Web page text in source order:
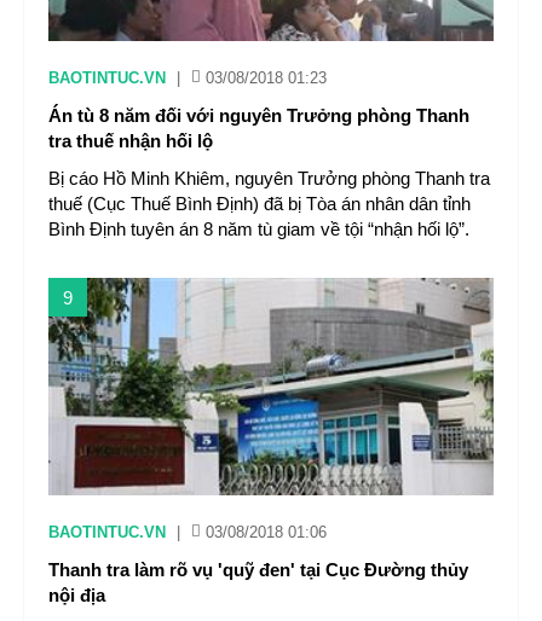
BAOTINTUC.VN 03/08/2018 01:23
Án tù 8 năm đối với nguyên Trưởng phòng Thanh
tra thuế nhận hối lộ
Bị cáo Hồ Minh Khiêm, nguyên Trưởng phòng Thanh tra
thuế (Cục Thuế Bình Định) đã bị Tòa án nhân dân tỉnh
Bình Định tuyên án 8 năm tù giam về tội “nhận hối lộ”.
9
BAOTINTUC.VN 03/08/2018 01:06
Thanh tra làm rõ vụ 'quỹ đen' tại Cục Đường thủy
nội địa